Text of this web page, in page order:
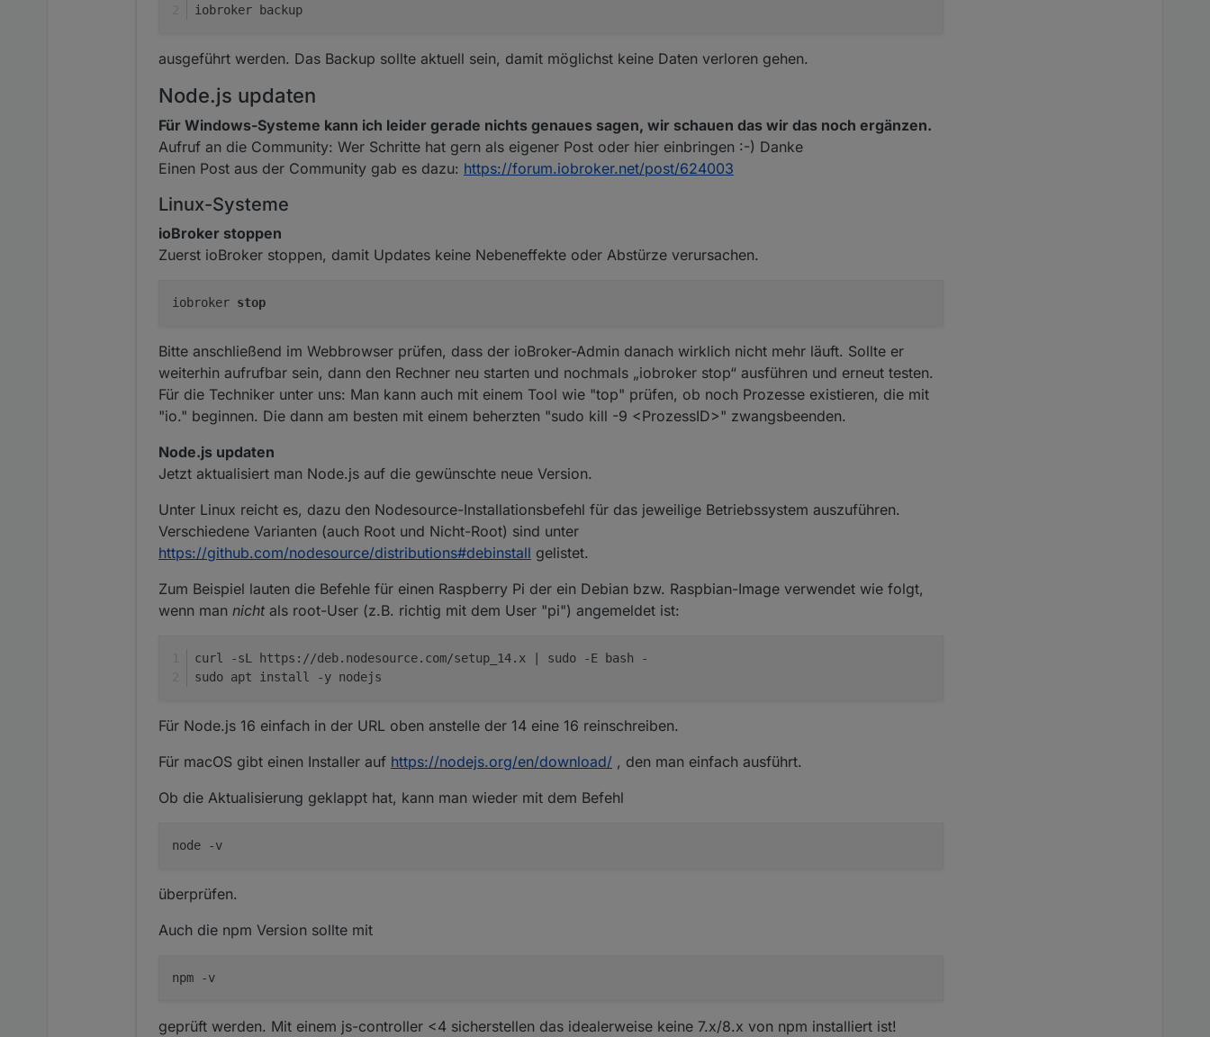
iobroker backup
ausgeführt werden. Das Backup sollte aktuell sein, damit möglichst keine Daten verloren gehen.
Node.js updaten
Für Windows-Systeme kann ich leider gerade nichts genaues sagen, wir schauen das wir das noch ergänzen.
Aufruf an die Community: Wer Schritte hat gern als eigener Post oder hier einbringen :-) Danke
Einen Post aus der Community gab es dazu: https://forum.iobroker.net/post/624003
Linux-Systeme
ioBroker stoppen
Zuerst ioBroker stoppen, damit Updates keine Nebeneffekte oder Abstürze verursachen.
iobroker stop
Bitte anschließend im Webbrowser prüfen, dass der ioBroker-Admin danach wirklich nicht mehr läuft. Sollte er
weiterhin aufrufbar sein, dann den Rechner neu starten und nochmals „iobroker stop“ ausführen und erneut testen.
Für die Techniker unter uns: Man kann auch mit einem Tool wie "top" prüfen, ob noch Prozesse existieren, die mit
"io." beginnen. Die dann am besten mit einem beherzten "sudo kill -9 <ProzessID>" zwangsbeenden.
Node.js updaten
Jetzt aktualisiert man Node.js auf die gewünschte neue Version.
Unter Linux reicht es, dazu den Nodesource-Installationsbefehl für das jeweilige Betriebssystem auszuführen.
Verschiedene Varianten (auch Root und Nicht-Root) sind unter
https://github.com/nodesource/distributions#debinstall gelistet.
Zum Beispiel lauten die Befehle für einen Raspberry Pi der ein Debian bzw. Raspbian-Image verwendet wie folgt,
wenn man nichtals root-User (z.B. richtig mit dem User "pi") angemeldet ist:
curl -sL https://deb.nodesource.com/setup_14.x | sudo -E bash -
sudo apt install -y nodejs
Für Node.js 16 einfach in der URL oben anstelle der 14 eine 16 reinschreiben.
Für macOS gibt einen Installer auf https://nodejs.org/en/download/ , den man einfach ausführt.
Ob die Aktualisierung geklappt hat, kann man wieder mit dem Befehl
überprüfen.
Auch die npm Version sollte mit
geprüft werden. Mit einem js-controller <4 sicherstellen das idealerweise keine 7.x/8.x von npm installiert ist!